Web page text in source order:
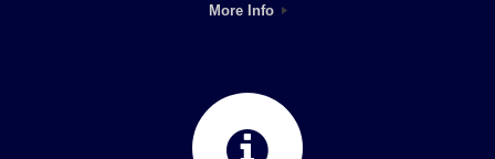
More Info